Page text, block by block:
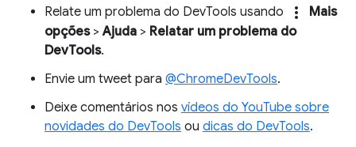
Relate um problema do DevTools usando
more_vert
Mais
opções>Ajuda > Relatar um problema do
DevTools.
Envie um tweet para @ChromeDevTools.
Deixe comentários nos vídeos do YouTube sobre
novidades do DevTools ou dicas do DevTools.